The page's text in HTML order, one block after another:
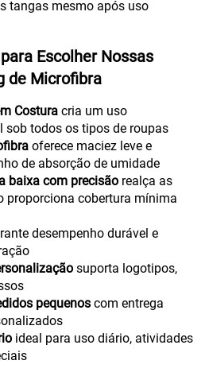
tangas mesmo após uso
Escolher Nossas
de Microfibra
Costura cria um uso
sob todos os tipos de roupas
oferece maciez leve e
de absorção de umidade
baixa com precisão realça as
proporciona cobertura mínima
desempenho durável e
suporta logotipos,
pequenos com entrega
ideal para uso diário, atividades